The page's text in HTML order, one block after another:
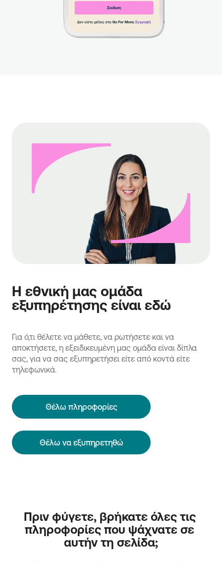
Η εθνική μας ομάδα
εξυπηρέτησης είναι εδώ
Για ό,τι θέλετε να μάθετε, να ρωτήσετε και να
αποκτήσετε, η εξειδικευμένη μας ομάδα είναι δίπλα
σας, για να σας εξυπηρετήσει είτε από κοντά είτε
τηλεφωνικά.
Θέλω πληροφορίες
Θέλω να εξυπηρετηθώ
Πριν φύγετε, βρήκατε όλες τις
πληροφορίες που ψάχνατε σε
αυτήν τη σελίδα;